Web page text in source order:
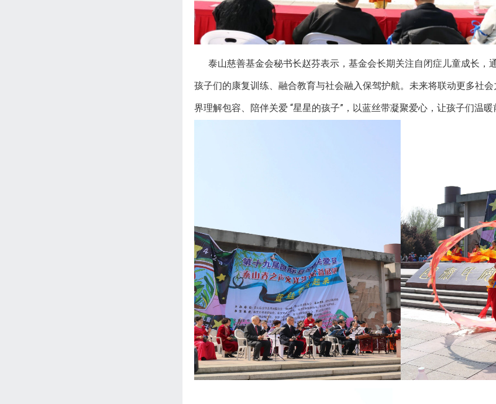
泰山慈善基金会秘书长赵芬表示，基金会长期关注自闭症儿童成长，
孩子们的康复训练、融合教育与社会融入保驾护航。未来将联动更多社
界理解包容、陪伴关爱 “星星的孩子”，以蓝丝带凝聚爱心，让孩子们温暖